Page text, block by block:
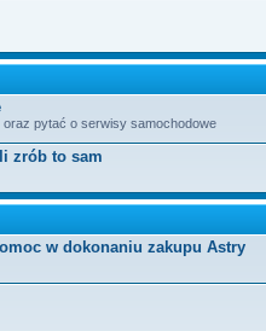
pytać o serwisy samochodowe
zrób to sam
w dokonaniu zakupu Astry